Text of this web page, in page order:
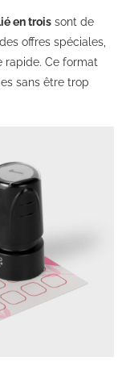
en trois sont de
offres spéciales,
rapide. Ce format
sans être trop